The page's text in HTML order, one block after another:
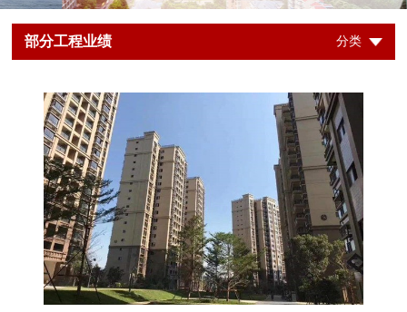
部分工程业绩 分类